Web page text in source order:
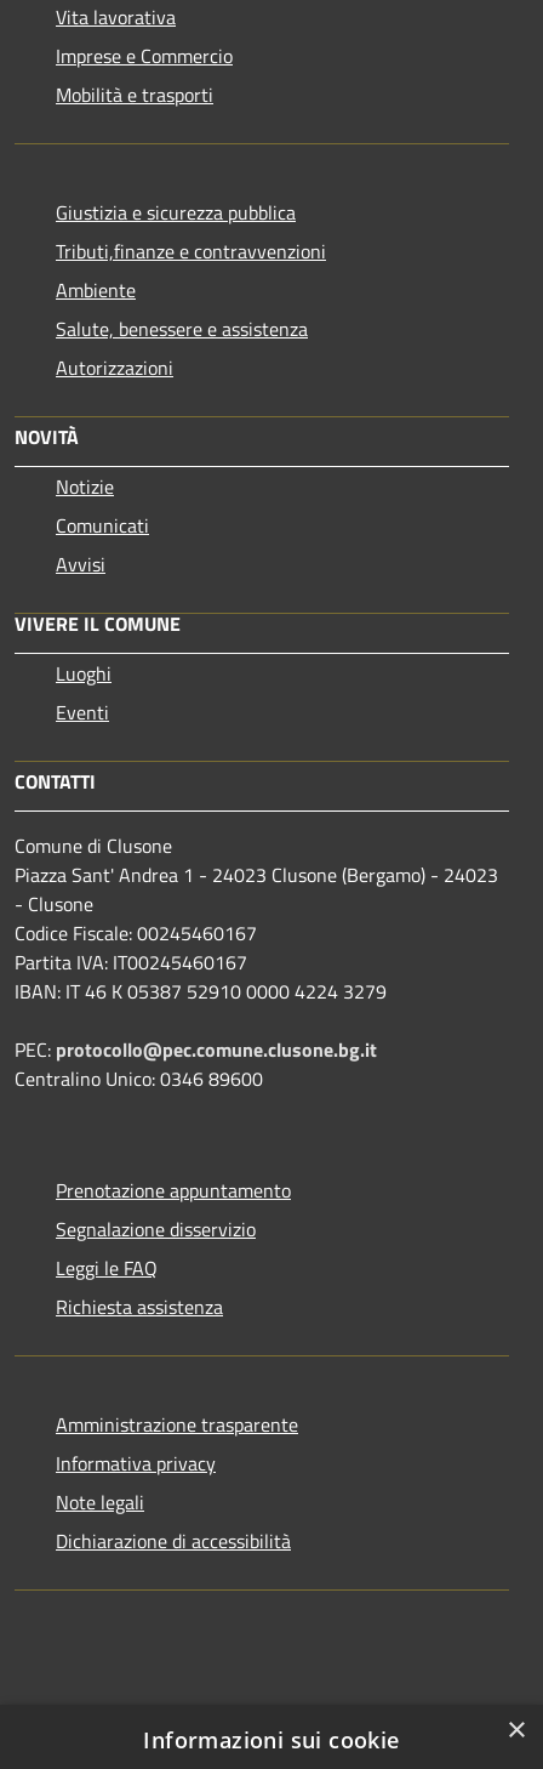
Vita lavorativa
Imprese e Commercio
Mobilità e trasporti
Giustizia e sicurezza pubblica
Tributi,finanze e contravvenzioni
Ambiente
Salute, benessere e assistenza
Autorizzazioni
NOVITÀ
Notizie
Comunicati
Avvisi
VIVERE IL COMUNE
Luoghi
Eventi
CONTATTI
Comune di Clusone
Piazza Sant' Andrea 1 - 24023 Clusone (Bergamo) - 24023
- Clusone
Codice Fiscale: 00245460167
Partita IVA: IT00245460167
IBAN: IT 46 K 05387 52910 0000 4224 3279
PEC: protocollo@pec.comune.clusone.bg.it
Centralino Unico: 0346 89600
Prenotazione appuntamento
Segnalazione disservizio
Leggi le FAQ
Richiesta assistenza
Amministrazione trasparente
Informativa privacy
Note legali
Dichiarazione di accessibilità
×
Informazioni sui cookie